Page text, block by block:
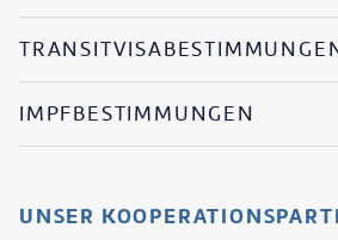
IMPFBESTIMMUNGEN
UNSER